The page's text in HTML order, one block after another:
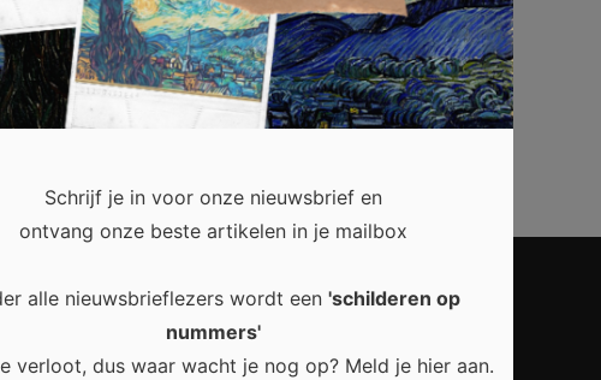
Popular
Schrijf je in voor onze nieuwsbrief en
ontvang onze beste artikelen in je mailbox
alle nieuwsbrieflezers wordt een 'schilderen op
nummers'
verloot, dus waar wacht je nog op? Meld je hier aan.